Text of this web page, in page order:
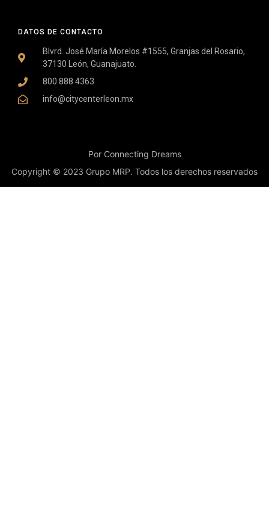
DATOS DE CONTACTO
Blvrd. José María Morelos #1555, Granjas del Rosario,
37130 León, Guanajuato.
800 888 4363
info@citycenterleon.mx
Por Connecting Dreams
Copyright © 2023 Grupo MRP. Todos los derechos reservados